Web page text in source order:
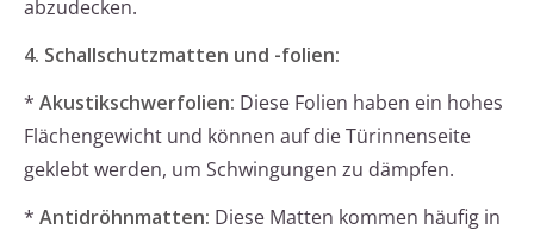
abzudecken.
4. Schallschutzmatten und -folien:
* Akustikschwerfolien: Diese Folien haben ein hohes
Flächengewicht und können auf die Türinnenseite
geklebt werden, um Schwingungen zu dämpfen.
* Antidröhnmatten: Diese Matten kommen häufig in